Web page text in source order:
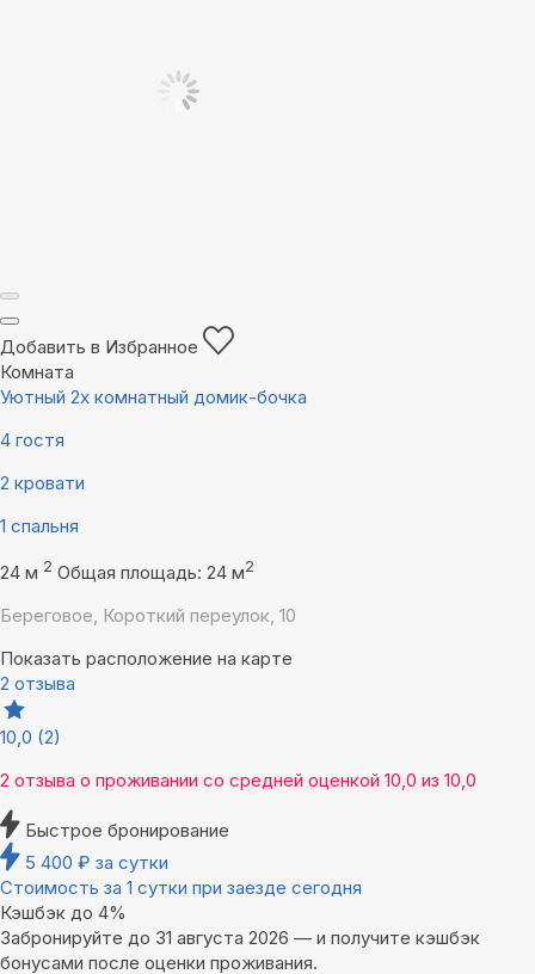
Добавить в Избранное
Комната
Уютный 2х комнатный домик-бочка
4 гостя
2 кровати
1 спальня
24 м 2 Общая площадь: 24 м2
Береговое, Короткий переулок, 10
Показать расположение на карте
2 отзыва
10,0 (2)
2 отзыва о проживании со средней оценкой 10,0 из 10,0
Быстрое бронирование
5 400 ₽ за сутки
Стоимость за 1 сутки при заезде сегодня
Кэшбэк до 4%
Забронируйте до 31 августа 2026 — и получите кэшбэк
бонусами после оценки проживания.